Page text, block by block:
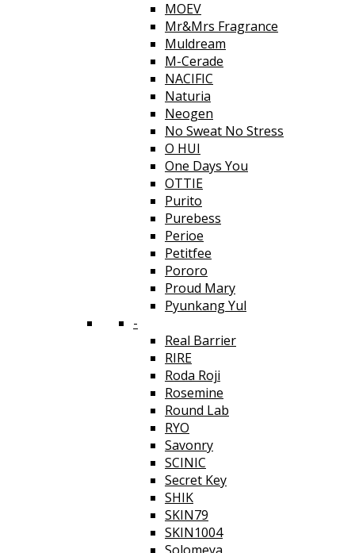
MOEV
Mr&Mrs Fragrance
Muldream
M-Cerade
NACIFIC
Naturia
Neogen
No Sweat No Stress
O HUI
One Days You
OTTIE
Purito
Purebess
Perioe
Petitfee
Pororo
Proud Mary
Pyunkang Yul
-
Real Barrier
RIRE
Roda Roji
Rosemine
Round Lab
RYO
Savonry
SCINIC
Secret Key
SHIK
SKIN79
SKIN1004